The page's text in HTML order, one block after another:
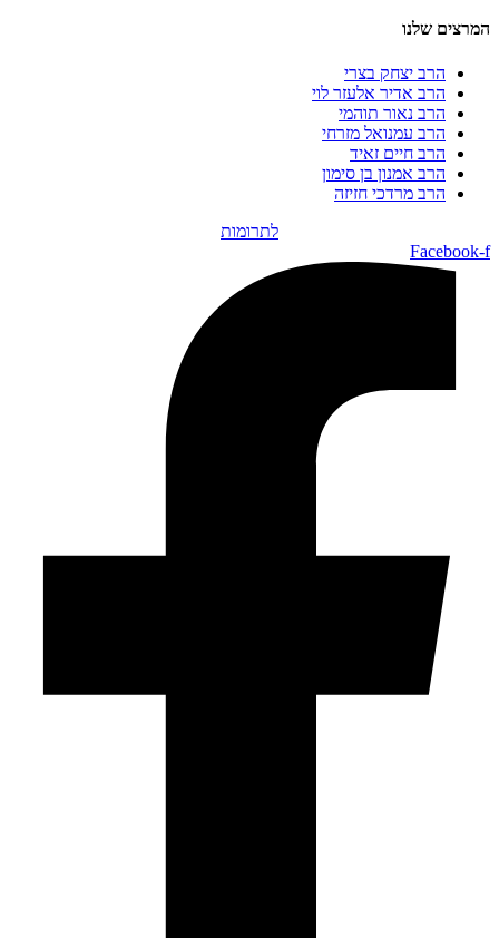
המרצים שלנו
הרב יצחק בצרי
הרב אדיר אלעזר לוי
הרב נאור תוהמי
הרב עמנואל מזרחי
הרב חיים זאיד
הרב אמנון בן סימון
הרב מרדכי חזיזה
לתרומות
Facebook-f